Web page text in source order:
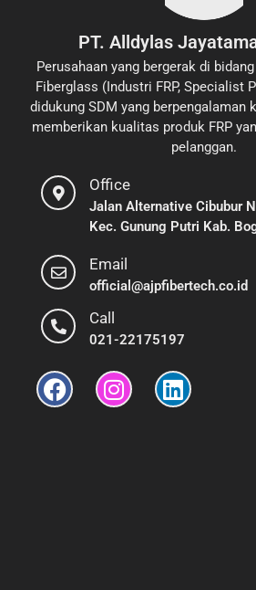
PT. Alldylas
Perusahaan yang bergerak di
Fiberglass (Industri FRP, Specialist
didukung SDM yang berpengalaman
memberikan kualitas produk FRP
pelanggan.
Office
Jalan Alternative Cibubur
Kec. Gunung Putri Kab.
Email
official@ajpfibertech.co.id
Call
021-22175197